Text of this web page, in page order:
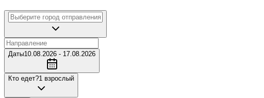
Даты10.08.2026 - 17.08.2026
Кто едет?1 взрослый